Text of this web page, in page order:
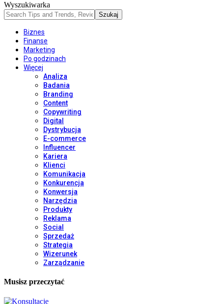
Wyszukiwarka
Biznes
Finanse
Marketing
Po godzinach
Więcej
Analiza
Badania
Branding
Content
Copywriting
Digital
Dystrybucja
E-commerce
Influencer
Kariera
Klienci
Komunikacja
Konkurencja
Konwersja
Narzędzia
Produkty
Reklama
Social
Sprzedaż
Strategia
Wizerunek
Zarządzanie
Musisz przeczytać